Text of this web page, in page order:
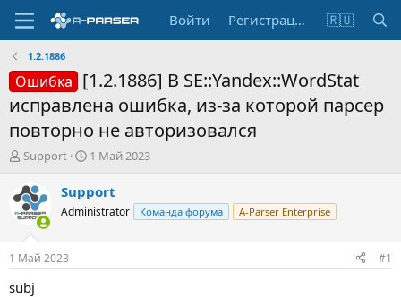
Войти Регистрация 🇷🇺
1.2.1886
Ошибка [1.2.1886] В SE::Yandex::WordStat
исправлена ошибка, из-за которой парсер
повторно не авторизовался
А
т
о
р
т
е
м
ы
Support
Д
т
а
н
а
1 Май 2023
Support
Administrator Команда форума A-Parser Enterprise
1 Май 2023 #1
subj